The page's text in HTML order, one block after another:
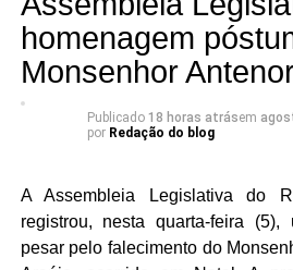
do FórumBrasileirodeSegurança
registrou recorde de
mulheres assassinadas por
o AnuárioBrasileiro de
violência doméstica segue em
integração da rede de proteção
públicas que garantam às
violência.
doadores.
A compatibilidade entre doador e
quanto maior o número de
Registro Nacional de Doadores
Óssea (Redome), maiores são as
estabelecidos pelo Ministério da
também reforçou a importância da
sangue.
homenagem
Monsenhor
Publicado 18 horas atrásem
por Redação do blog
A Assembleia Legislativa do
registrou, nesta quarta-feira
pesar pelo falecimento do